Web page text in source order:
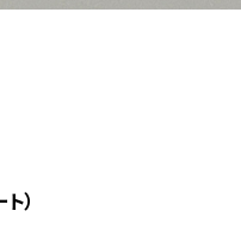
）